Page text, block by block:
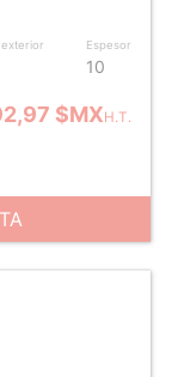
exterior Espesor
10
$MXH.T.